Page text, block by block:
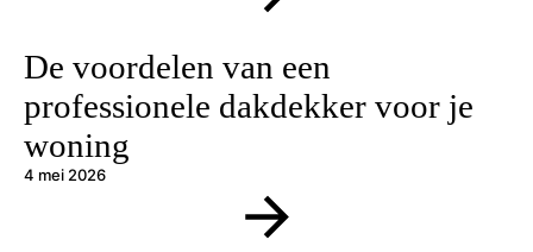
De voordelen van een
professionele dakdekker voor je
woning
4 mei 2026